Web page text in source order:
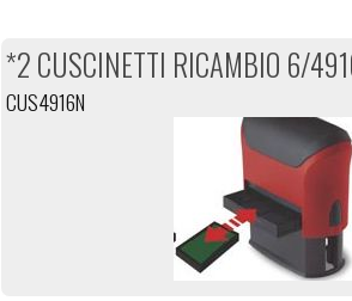
*2 CUSCINETTI RICAMBIO 6/
CUS4916N